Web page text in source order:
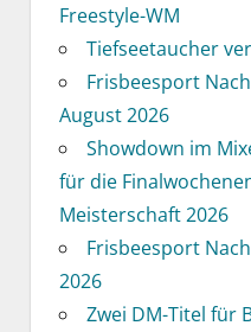
Freestyle-WM
Tiefseetaucher
Frisbeesport
August 2026
Showdown im
für die
Meisterschaft 2026
Frisbeesport
2026
Zwei DM-Titel für